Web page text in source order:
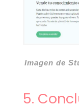
Imagen de
5.